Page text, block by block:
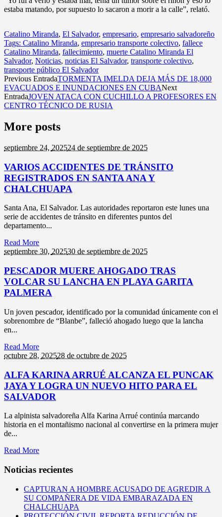
estaba matando, por supuesto lo sacaron a morir a la calle”, relató.
Catalino Miranda, El Salvador, empresario, empresario salvadoreño
Tags: Catalino Miranda, empresario transporte colectivo, fallece
Catalino Miranda, fallecimiento, muerte Catalino Miranda El
Salvador, Noticias, noticias El Salvador, transporte colectivo,
transporte público El Salvador
Previous EntradaTORMENTA IMELDA DEJA MÁS DE 18,000
EVACUADOS E INUNDACIONES EN CUBANext
EntradaJOVEN ATACA CON CUCHILLO A PROFESORES EN
CENTRO TÉCNICO DE RUSIA
More posts
septiembre 24, 202524 de septiembre de 2025
VARIOS ACCIDENTES DE TRÁNSITO
REGISTRADOS EN SANTA ANA Y
CHALCHUAPA
Santa Ana, El Salvador. Las autoridades reportaron este lunes una
serie de accidentes de tránsito en diferentes puntos del
departamento...
Read More
septiembre 30, 202530 de septiembre de 2025
PESCADOR MUERE AHOGADO TRAS
VOLCAR SU LANCHA EN PLAYA GARITA
PALMERA
Un joven pescador, identificado por la comunidad únicamente con el
sobrenombre de “Blanbe”, falleció ahogado luego que la lancha
en...
Read More
octubre 28, 202528 de octubre de 2025
ALFA KARINA ARRUÉ ALCANZA EL PUNCAK
JAYA Y LOGRA UN NUEVO HITO PARA EL
SALVADOR
La alpinista salvadoreña Alfa Karina Arrué continúa marcando
historia en el montañismo nacional al convertirse en la primera mujer
de...
Read More
Noticias recientes
CAPTURAN A HOMBRE ACUSADO DE AGREDIR A
SU COMPAÑERA DE VIDA EMBARAZADA EN
CHALCHUAPA